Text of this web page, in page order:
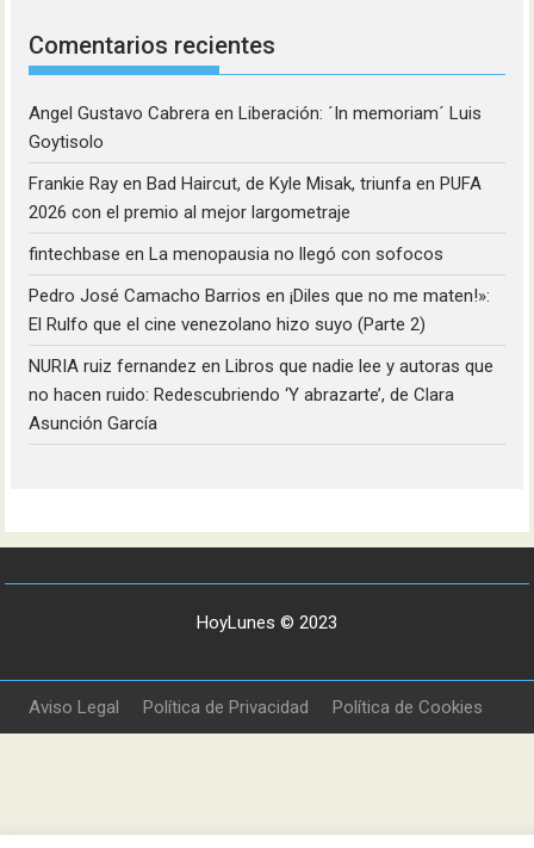
Comentarios recientes
Angel Gustavo Cabrera enLiberación: ´In memoriam´ Luis
Goytisolo
Frankie Ray enBad Haircut, de Kyle Misak, triunfa en PUFA
2026 con el premio al mejor largometraje
fintechbase enLa menopausia no llegó con sofocos
Pedro José Camacho Barrios en¡Diles que no me maten!»:
El Rulfo que el cine venezolano hizo suyo (Parte 2)
NURIA ruiz fernandez enLibros que nadie lee y autoras que
no hacen ruido: Redescubriendo ‘Y abrazarte’, de Clara
Asunción García
HoyLunes © 2023
Aviso Legal Política de Privacidad Política de Cookies